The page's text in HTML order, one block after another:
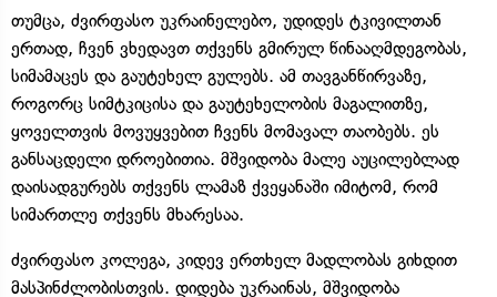
თუმცა, ძვირფასო უკრაინელებო, უდიდეს ტკივილთან
ერთად, ჩვენ ვხედავთ თქვენს გმირულ წინააღმდეგობას,
სიმამაცეს და გაუტეხელ გულებს. ამ თავგანწირვაზე,
როგორც სიმტკიცისა და გაუტეხელობის მაგალითზე,
ყოველთვის მოვუყვებით ჩვენს მომავალ თაობებს. ეს
განსაცდელი დროებითია. მშვიდობა მალე აუცილებლად
დაისადგურებს თქვენს ლამაზ ქვეყანაში იმიტომ, რომ
სიმართლე თქვენს მხარესაა.
ძვირფასო კოლეგა, კიდევ ერთხელ მადლობას გიხდით
მასპინძლობისთვის. დიდება უკრაინას, მშვიდობა